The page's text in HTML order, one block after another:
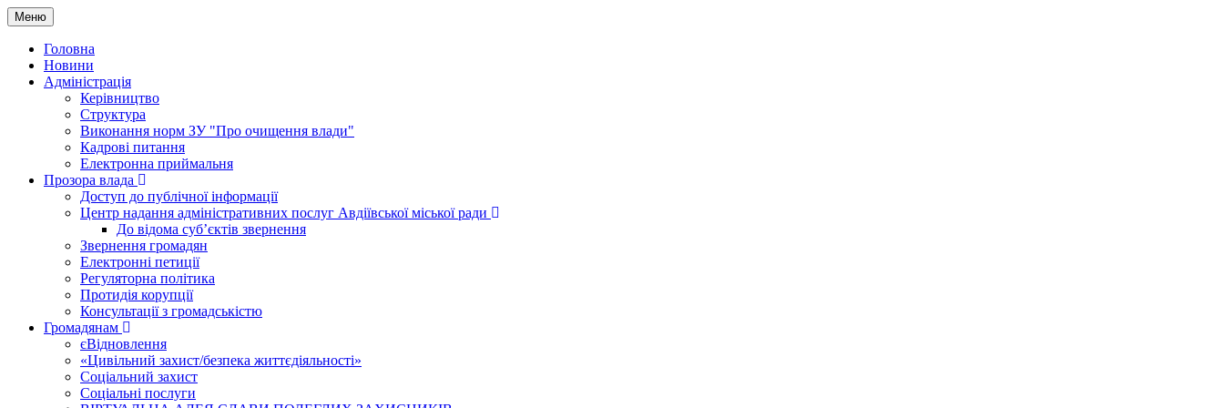
Меню
Головна
Новини
Адміністрація
Керівництво
Структура
Виконання норм ЗУ "Про очищення влади"
Кадрові питання
Електронна приймальня
Прозора влада
Доступ до публічної інформації
Центр надання адміністративних послуг Авдіївської міської ради
До відома суб’єктів звернення
Звернення громадян
Електронні петиції
Регуляторна політика
Протидія корупції
Консультації з громадськістю
Громадянам
єВідновлення
«Цивільний захист/безпека життєдіяльності»
Соціальний захист
Соціальні послуги